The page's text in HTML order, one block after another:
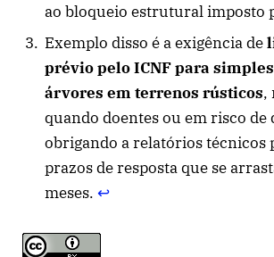
ao bloqueio estrutural imposto
Exemplo disso é a exigência de
prévio pelo ICNF para
árvores em terrenos rústicos,
quando doentes ou em risco de
obrigando a relatórios técnicos
prazos de resposta que se
meses. ↩︎